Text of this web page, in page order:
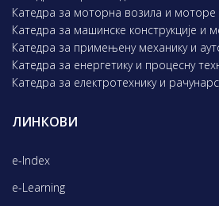
Катедра за моторна возила и моторе
Катедра за машинске конструкције и
Катедра за примењену механику и
Катедра за енергетику и процесну
Катедра за електротехнику и
ЛИНКОВИ
e-Index
e-Learning